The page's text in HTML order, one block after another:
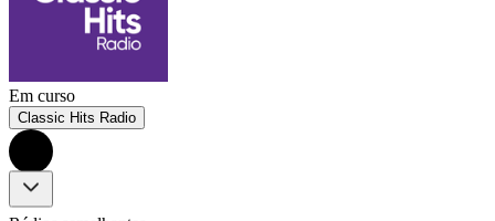
Em curso
Classic Hits Radio